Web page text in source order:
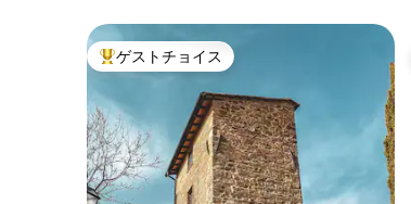
大好評のゲストチョイスです。
ゲストチョイス